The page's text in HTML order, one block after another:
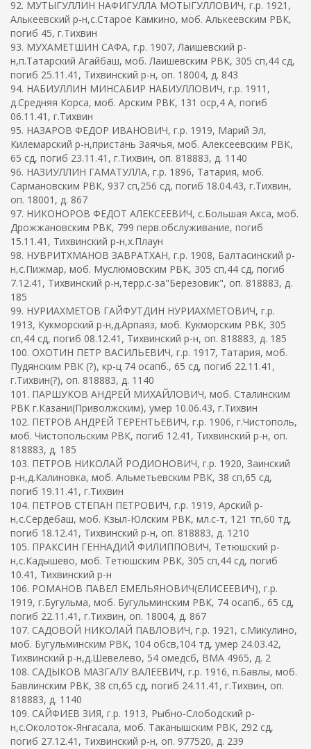
92. МУТЫГУЛЛИН НАФИГУЛЛА МОТЫГУЛЛОВИЧ, г.р. 1921,
Алькеевский р-н,с.Старое Камкино, моб. Алькеевским РВК,
погиб 45, г.Тихвин
93. МУХАМЕТШИН САФА, г.р. 1907, Лаишевский р-
н,п.Татарский Агайбаш, моб. Лаишевским РВК, 305 сп,44 сд,
погиб 25.11.41, Тихвинский р-н, оп. 18004, д. 843
94. НАБИУЛЛИН МИНСАБИР НАБИУЛЛОВИЧ, г.р. 1911,
д.Средняя Корса, моб. Арским РВК, 131 оср,4 А, погиб
06.11.41, г.Тихвин
95. НАЗАРОВ ФЕДОР ИВАНОВИЧ, г.р. 1919, Марий Эл,
Килемарский р-н,пристань Заячья, моб. Алексеевским РВК,
65 сд, погиб 23.11.41, г.Тихвин, оп. 818883, д. 1140
96. НАЗИУЛЛИН ГАМАТУЛЛА, г.р. 1896, Татария, моб.
Сармановским РВК, 937 сп,256 сд, погиб 18.04.43, г.Тихвин,
оп. 18001, д. 867
97. НИКОНОРОВ ФЕДОТ АЛЕКСЕЕВИЧ, с.Большая Акса, моб.
Дрожжановским РВК, 799 перв.обслуживание, погиб
15.11.41, Тихвинский р-н,х.Плаун
98. НУВРИТХМАНОВ ЗАВРАТХАН, г.р. 1908, Балтасинский р-
н,с.Пижмар, моб. Муслюмовским РВК, 305 сп,44 сд, погиб
7.12.41, Тихвинский р-н,терр.с-за"Березовик", оп. 818883, д.
185
99. НУРИАХМЕТОВ ГАЙФУТДИН НУРИАХМЕТОВИЧ, г.р.
1913, Кукморский р-н,д.Арпаяз, моб. Кукморским РВК, 305
сп,44 сд, погиб 08.12.41, Тихвинский р-н, оп. 818883, д. 185
100. ОХОТИН ПЕТР ВАСИЛЬЕВИЧ, г.р. 1917, Татария, моб.
Пудянским РВК (?), кр-ц 74 осапб., 65 сд, погиб 22.11.41,
г.Тихвин(?), оп. 818883, д. 1140
101. ПАРШУКОВ АНДРЕЙ МИХАЙЛОВИЧ, моб. Сталинским
РВК г.Казани(Приволжским), умер 10.06.43, г.Тихвин
102. ПЕТРОВ АНДРЕЙ ТЕРЕНТЬЕВИЧ, г.р. 1906, г.Чистополь,
моб. Чистопольским РВК, погиб 12.41, Тихвинский р-н, оп.
818883, д. 185
103. ПЕТРОВ НИКОЛАЙ РОДИОНОВИЧ, г.р. 1920, Заинский
р-н,д.Калиновка, моб. Альметьевским РВК, 38 сп,65 сд,
погиб 19.11.41, г.Тихвин
104. ПЕТРОВ СТЕПАН ПЕТРОВИЧ, г.р. 1919, Арский р-
н,с.Сердебаш, моб. Кзыл-Юлским РВК, мл.с-т, 121 тп,60 тд,
погиб 18.12.41, Тихвинский р-н, оп. 818883, д. 1210
105. ПРАКСИН ГЕННАДИЙ ФИЛИППОВИЧ, Тетюшский р-
н,с.Кадышево, моб. Тетюшским РВК, 305 сп,44 сд, погиб
10.41, Тихвинский р-н
106. РОМАНОВ ПАВЕЛ ЕМЕЛЬЯНОВИЧ(ЕЛИСЕЕВИЧ), г.р.
1919, г.Бугульма, моб. Бугульминским РВК, 74 осапб., 65 сд,
погиб 22.11.41, г.Тихвин, оп. 18004, д. 867
107. САДОВОЙ НИКОЛАЙ ПАВЛОВИЧ, г.р. 1921, с.Микулино,
моб. Бугульминским РВК, 104 обсв,104 тд, умер 24.03.42,
Тихвинский р-н,д.Шевелево, 54 омедсб, ВМА 4965, д. 2
108. САДЫКОВ МАЗГАЛУ ВАЛЕЕВИЧ, г.р. 1916, п.Бавлы, моб.
Бавлинским РВК, 38 сп,65 сд, погиб 24.11.41, г.Тихвин, оп.
818883, д. 1140
109. САЙФИЕВ ЗИЯ, г.р. 1913, Рыбно-Слободский р-
н,с.Околоток-Янгасала, моб. Таканышским РВК, 292 сд,
погиб 27.12.41, Тихвинский р-н, оп. 977520, д. 239